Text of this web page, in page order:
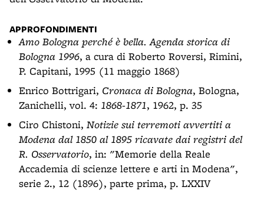
APPROFONDIMENTI
Amo Bologna perché è bella. Agenda storica di
Bologna 1996, a cura di Roberto Roversi, Rimini,
P. Capitani, 1995 (11 maggio 1868)
Enrico Bottrigari, Cronaca di Bologna, Bologna,
Zanichelli, vol. 4: 1868-1871, 1962, p. 35
Ciro Chistoni, Notizie sui terremoti avvertiti a
Modena dal 1850 al 1895 ricavate dai registri del
R. Osservatorio, in: "Memorie della Reale
Accademia di scienze lettere e arti in Modena",
serie 2., 12 (1896), parte prima, p. LXXIV